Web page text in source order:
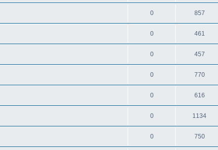
0 857
0 461
0 457
0 770
0 616
0 1134
0 750